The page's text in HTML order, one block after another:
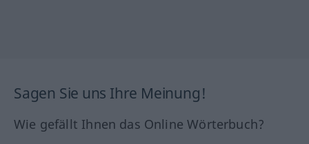
Sagen Sie uns Ihre Meinung!
Wie gefällt Ihnen das Online Wörterbuch?